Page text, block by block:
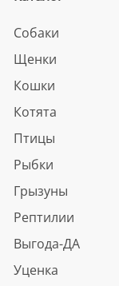
Собаки
Щенки
Кошки
Котята
Птицы
Рыбки
Грызуны
Рептилии
Выгода-ДА
Уценка